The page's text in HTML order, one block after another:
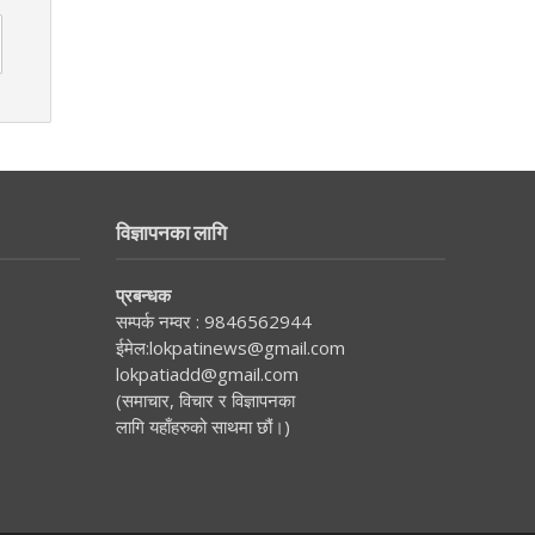
विज्ञापनका लागि
प्रबन्धक
सम्पर्क नम्वर : 9846562944
ईमेल:lokpatinews@gmail.com
lokpatiadd@gmail.com
(समाचार, विचार र विज्ञापनका
लागि यहाँहरुको साथमा छौं।)